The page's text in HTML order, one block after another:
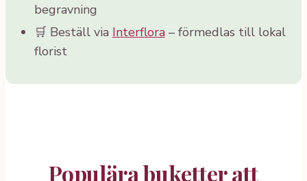
begravning
🛒 Beställ via Interflora– förmedlas till lokal
florist
Populära buketter att